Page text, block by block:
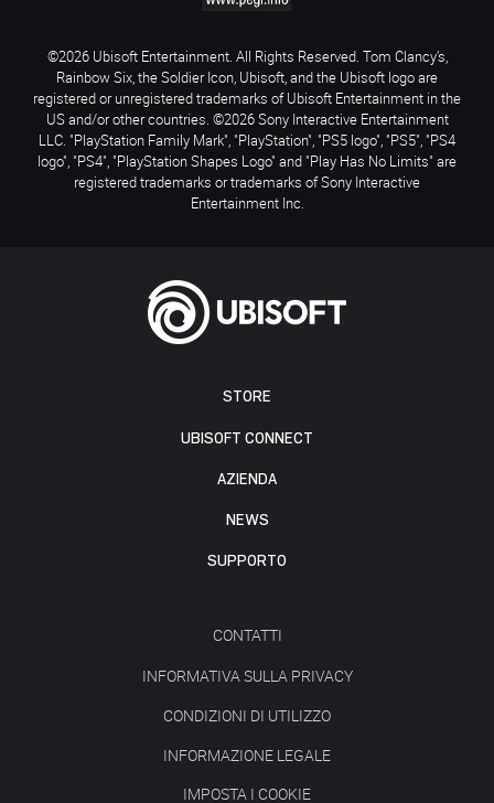
STORE
UBISOFT CONNECT
AZIENDA
NEWS
SUPPORTO
CONTATTI
INFORMATIVA SULLA PRIVACY
CONDIZIONI DI UTILIZZO
INFORMAZIONE LEGALE
IMPOSTA I COOKIE
©2026 Ubisoft Entertainment. All Rights Reserved. Tom Clancy’s,
Rainbow Six, the Soldier Icon, Ubisoft, and the Ubisoft logo are
registered or unregistered trademarks of Ubisoft Entertainment in the
US and/or other countries. ©2026 Sony Interactive Entertainment
LLC. "PlayStation Family Mark", "PlayStation", "PS5 logo", "PS5", "PS4
logo", "PS4", "PlayStation Shapes Logo" and "Play Has No Limits" are
registered trademarks or trademarks of Sony Interactive
Entertainment Inc.